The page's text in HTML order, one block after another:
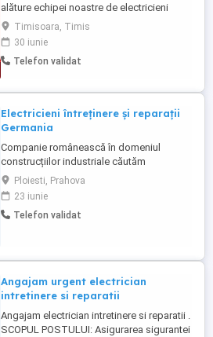
alăture echipei noastre de electricieni
profesioniști. Suntem o firmă specializată
în instalații electrice rezidențiale,
comerciale și industriale, cu proiecte
variate și în creștere constantă. Cerințe:
electric (cel puțin ...
Timisoara, Timis
30 iunie
Telefon validat
Electricieni întreținere și reparații
Germania
Companie românească în domeniul
construcțiilor industriale căutăm
Electricieni calificați pentru proiectele
noastre din Germania. Cerințe: - calificare
profesionala - experiență profesională în
domeniu ( nu este obligatorie, reprezintă
Ploiesti, Prahova
23 iunie
Telefon validat
Angajam urgent electrician
intretinere si reparatii
Angajam electrician intretinere si reparatii .
SCOPUL POSTULUI: Asigurarea sigurantei